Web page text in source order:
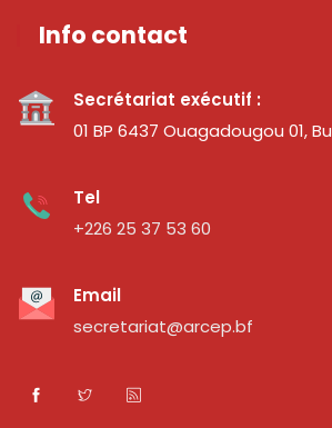
Info contact
Secrétariat exécutif :
01 BP 6437 Ouagadougou 01,
Tel
+226 25 37 53 60
Email
secretariat@arcep.bf